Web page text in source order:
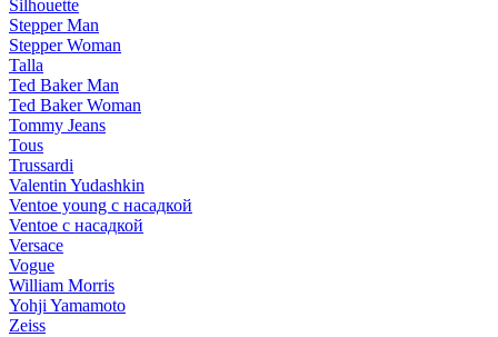
Silhouette
Stepper Man
Stepper Woman
Talla
Ted Baker Man
Ted Baker Woman
Tommy Jeans
Tous
Trussardi
Valentin Yudashkin
Ventoe young с насадкой
Ventoe с насадкой
Versace
Vogue
William Morris
Yohji Yamamoto
Zeiss